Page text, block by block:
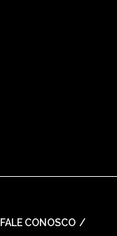
FALE CONOSCO